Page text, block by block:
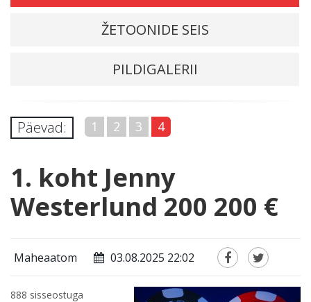
ŽETOONIDE SEIS
PILDIGALERII
Päevad: 1 2 3 4
1. koht Jenny
Westerlund 200 200 €
Maheaatom 03.08.2025 22:02
888 sisseostuga